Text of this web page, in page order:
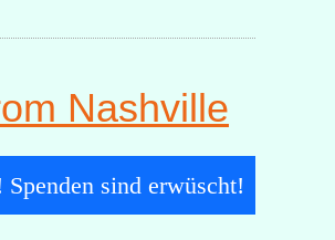
Nashville
sind erwüscht!